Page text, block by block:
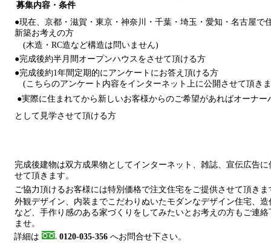
募集内容・条件
●現在、京都・滋賀・東京・神奈川・千葉・埼玉・愛知・名古屋で
新築お考えの方
(木造・RC造など構造は問いません)
●完成後約半月間オープンハウスをさせて頂ける方
●完成後約1年間定期的にアンケートにお答え頂ける方
(こちらのアンケート内容をインターネット上に公開させて頂き
●実際に住まれてから新しいお客様からのご希望があればオーナー
として見学させて頂ける方
完成後建物は双方成果物としてインターネット、雑誌、宣伝広告に
せて頂きます。
ご協力頂けるお客様には特別価格で注文住宅をご提供させて頂きま
外観デザイン、内装までこだわりぬいたモダンなデザイン住宅、造
など、手作り感のある家づくりをしてみたいとお考えの方もご連絡
ませ。
詳細は
0120-035-356 へお問合せ下さい。